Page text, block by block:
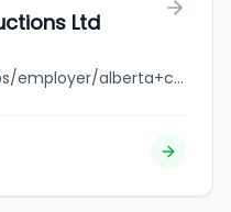
Ltd
jobbank.gc.ca/browsejobs/employer/alberta+constructions+ltd/ca